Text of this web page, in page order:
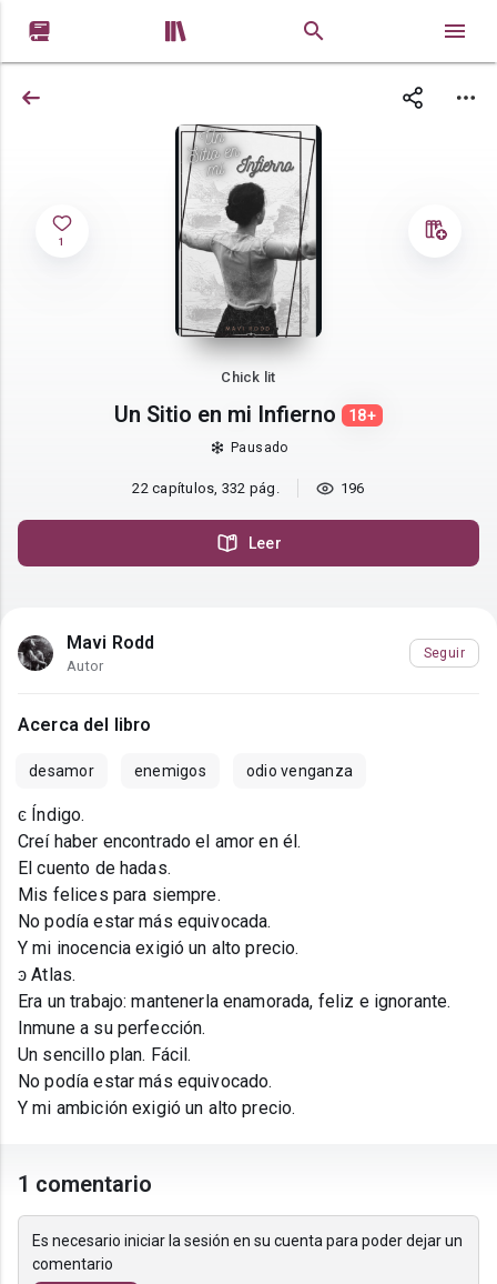
 
1
Chick lit
Un Sitio en mi Infierno 18+
Pausado
22 capítulos, 332 pág. 196
Leer
Mavi Rodd
Autor
Seguir
Acerca del libro
desamor enemigos odio venganza
ͼ Índigo.
Creí haber encontrado el amor en él.
El cuento de hadas.
Mis felices para siempre.
No podía estar más equivocada.
Y mi inocencia exigió un alto precio.
ͽ Atlas.
Era un trabajo: mantenerla enamorada, feliz e ignorante.
Inmune a su perfección.
Un sencillo plan. Fácil.
No podía estar más equivocado.
Y mi ambición exigió un alto precio.
1 comentario
Es necesario iniciar la sesión en su cuenta para poder dejar un
comentario